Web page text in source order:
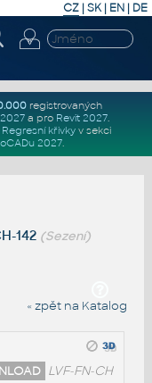
CZ | SK| EN | DE
registrovaných
a pro Revit 2027.
Regresní křivkyv sekci
2027.
142 (Sezení)
« zpět na Katalog
LVF-FN-CH